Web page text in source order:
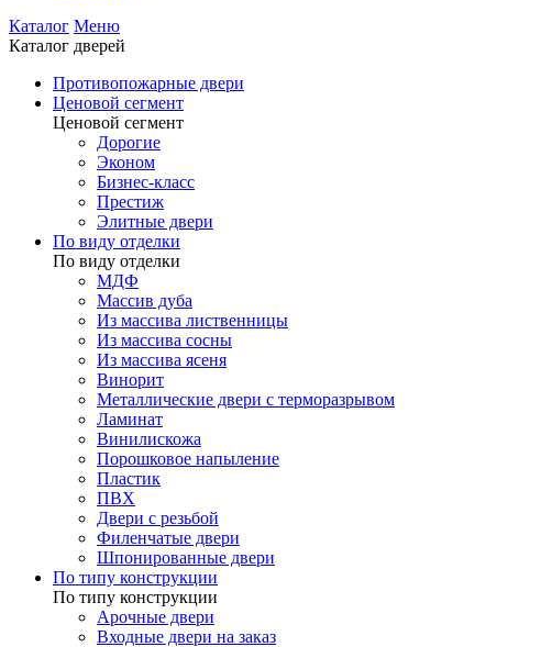
Каталог Меню
Каталог дверей
Противопожарные двери
Ценовой сегмент
Ценовой сегмент
Дорогие
Эконом
Бизнес-класс
Престиж
Элитные двери
По виду отделки
По виду отделки
МДФ
Массив дуба
Из массива лиственницы
Из массива сосны
Из массива ясеня
Винорит
Металлические двери с терморазрывом
Ламинат
Винилискожа
Порошковое напыление
Пластик
ПВХ
Двери с резьбой
Филенчатые двери
Шпонированные двери
По типу конструкции
По типу конструкции
Арочные двери
Входные двери на заказ